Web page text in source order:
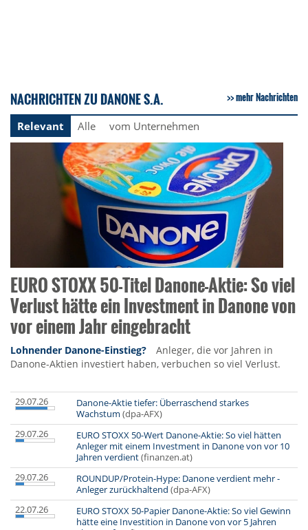
NACHRICHTEN ZU DANONE S.A. mehr Nachrichten
Relevant Alle vom Unternehmen
EURO STOXX 50-Titel Danone-Aktie: So viel
Verlust hätte ein Investment in Danone von
vor einem Jahr eingebracht
Lohnender Danone-Einstieg?
Anleger, die vor Jahren in
Danone-Aktien investiert haben, verbuchen so viel Verlust.
29.07.26
Danone-Aktie tiefer: Überraschend starkes
Wachstum (dpa-AFX)
29.07.26
EURO STOXX 50-Wert Danone-Aktie: So viel hätten
Anleger mit einem Investment in Danone von vor 10
Jahren verdient(finanzen.at)
29.07.26
ROUNDUP/Protein-Hype: Danone verdient mehr -
Anleger zurückhaltend (dpa-AFX)
22.07.26
EURO STOXX 50-Papier Danone-Aktie: So viel Gewinn
hätte eine Investition in Danone von vor 5 Jahren